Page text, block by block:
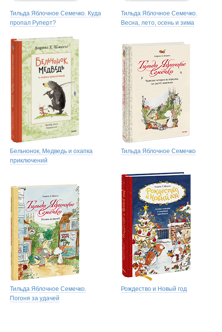
Тильда Яблочное Семечко. Куда
пропал Руперт?
Тильда Яблочное Семечко.
Весна, лето, осень и зима
Бельчонок, Медведь и охапка
приключений
Тильда Яблочное Семечко
Тильда Яблочное Семечко.
Погоня за удачей
Рождество и Новый год